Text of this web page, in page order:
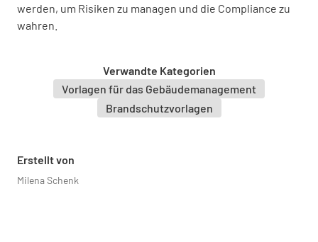
werden, um Risiken zu managen und die Compliance zu
wahren.
Verwandte Kategorien
Vorlagen für das Gebäudemanagement
Brandschutzvorlagen
Erstellt von
Milena Schenk
Details eingeben